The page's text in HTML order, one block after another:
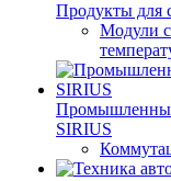
Продукты для
Модули
SIRIUS